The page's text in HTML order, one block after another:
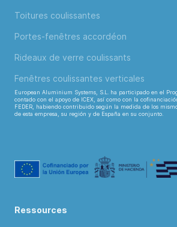
Toitures coulissantes
Portes-fenêtres accordéon
Rideaux de verre coulissants
Fenêtres coulissantes verticales
European Aluminium Systems, S.L. ha participado en el
contado con el apoyo de ICEX, así como con la
FEDER, habiendo contribuido según la medida de los
de esta empresa, su región y de España en su conjunto.
Ressources